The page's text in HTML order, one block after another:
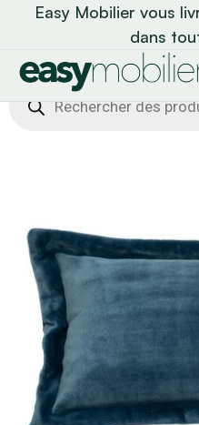
Easy Mobilier vous
dans
Recherche
de